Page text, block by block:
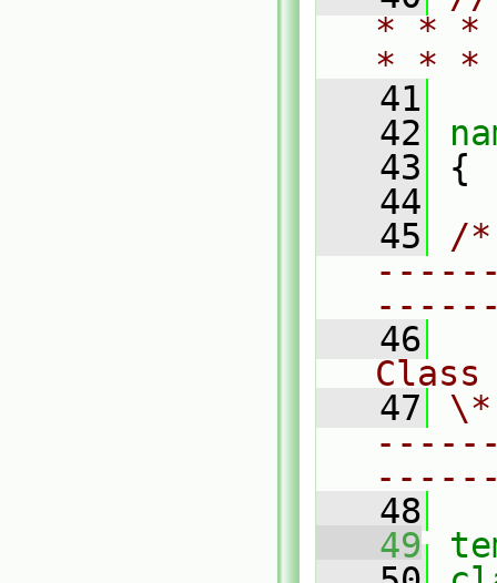
* * *
* *
   41
   42
   43
{
   44
   45
/
   46
Class
   47
   48
   49